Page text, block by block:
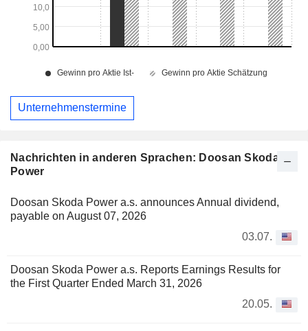
Nachrichten in anderen Sprachen: Doosan Skoda
Power
Doosan Skoda Power a.s. announces Annual dividend,
payable on August 07, 2026
03.07.
Doosan Skoda Power a.s. Reports Earnings Results for
the First Quarter Ended March 31, 2026
20.05.
Unternehmenstermine